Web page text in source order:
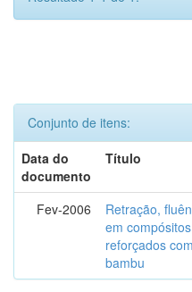
Conjunto de itens:
Data do
documento
Título
Fev-2006
Retração,
em
reforçados
bambu